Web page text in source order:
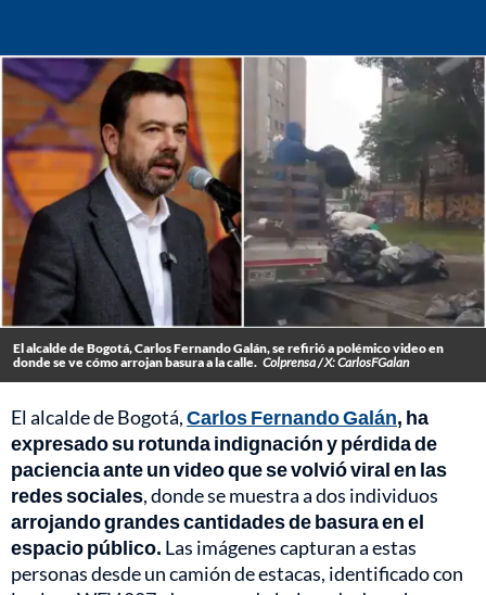
El alcalde de Bogotá, Carlos Fernando Galán, se refirió a polémico video en
donde se ve cómo arrojan basura a la calle. Colprensa / X: CarlosFGalan
El alcalde de Bogotá,Carlos Fernando Galán, ha
expresado su rotunda indignación y pérdida de
paciencia ante un video que se volvió viral en las
redes sociales, donde se muestra a dos individuos
arrojando grandes cantidades de basura en el
espacio público. Las imágenes capturan a estas
personas desde un camión de estacas, identificado con